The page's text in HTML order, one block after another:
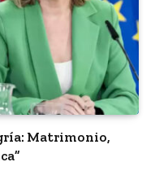
Matrimonio,